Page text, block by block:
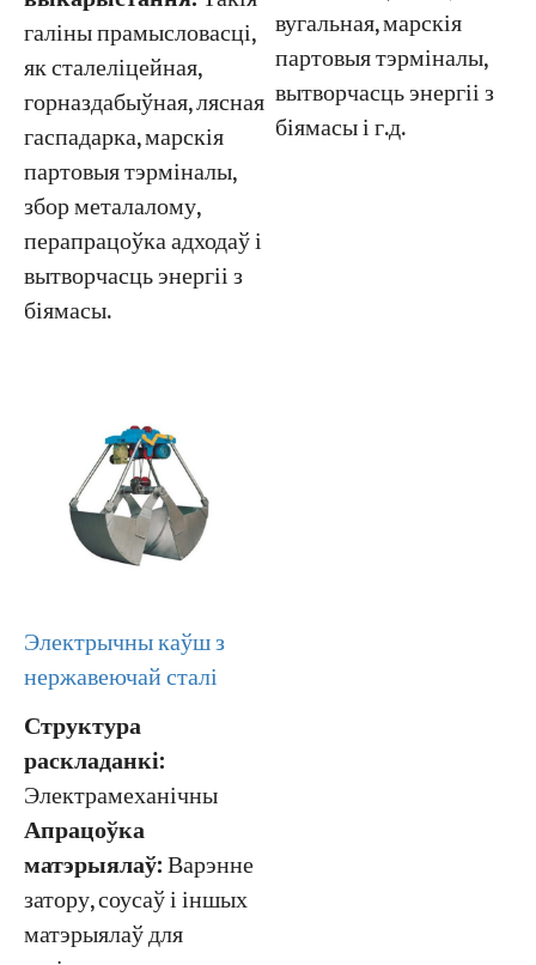
галіны прамысловасці,
як сталеліцейная,
горназдабыўная, лясная
гаспадарка, марскія
партовыя тэрміналы,
збор металалому,
перапрацоўка адходаў і
вытворчасць энергіі з
біямасы.
вугальная, марскія
партовыя тэрміналы,
вытворчасць энергіі з
біямасы і г.д.
Электрычны каўш з
нержавеючай сталі
Структура
раскладанкі:
Электрамеханічны
Апрацоўка
матэрыялаў:Варэнне
затору, соусаў і іншых
матэрыялаў для